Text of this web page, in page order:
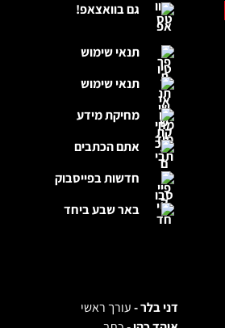
גם בוואצאפ!
תנאי שימוש
תנאי שימוש
מחיקת מידע
אתם הכתבים
חדשות בפייסבוק
באר שבע ביחד
דני בלר -עורך ראשי